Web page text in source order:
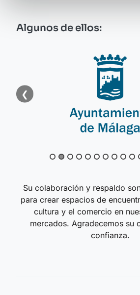
Algunos de ellos:
❮
Su colaboración y respaldo
para crear espacios de
cultura y el comercio en
mercados. Agradecemos su
confianza.